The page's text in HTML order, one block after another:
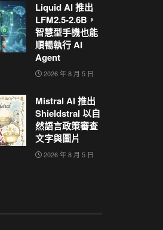
Liquid AI 推出
LFM2.5-2.6B，
智慧型手機也能
順暢執行 AI
Agent
2026 年 8 月 5 日
Mistral AI 推出
Shieldstral 以自
然語言政策審查
文字與圖片
2026 年 8 月 5 日